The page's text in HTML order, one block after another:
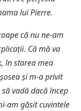
lui Pierre.
că nu ne-am
Că mă va
în starea mea
și m-a privit
vadă dacă încep
am găsit cuvintele